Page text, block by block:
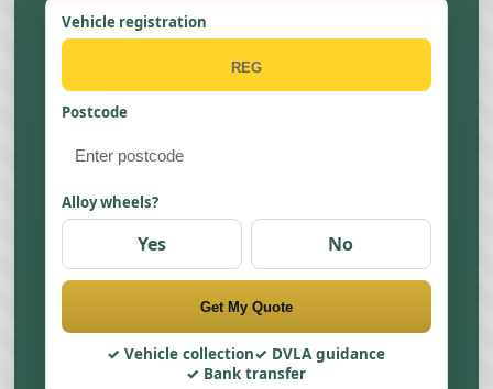
Vehicle registration
Postcode
Alloy wheels?
Yes No
Get My Quote
Vehicle collection
DVLA guidance
Bank transfer